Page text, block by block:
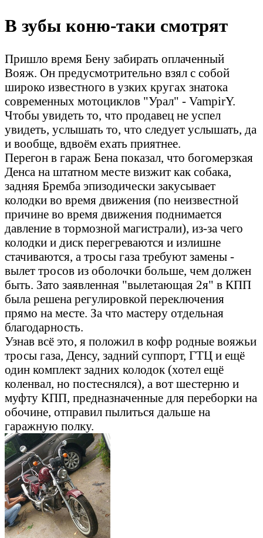
В зубы коню-таки смотрят
Пришло время Бену забирать оплаченный
Вояж. Он предусмотрительно взял с собой
широко известного в узких кругах знатока
современных мотоциклов "Урал" - VampirY.
Чтобы увидеть то, что продавец не успел
увидеть, услышать то, что следует услышать, да
и вообще, вдвоём ехать приятнее.
Перегон в гараж Бена показал, что богомерзкая
Денса на штатном месте визжит как собака,
задняя Бремба эпизодически закусывает
колодки во время движения (по неизвестной
причине во время движения поднимается
давление в тормозной магистрали), из-за чего
колодки и диск перегреваются и излишне
стачиваются, а тросы газа требуют замены -
вылет тросов из оболочки больше, чем должен
быть. Зато заявленная "вылетающая 2я" в КПП
была решена регулировкой переключения
прямо на месте. За что мастеру отдельная
благодарность.
Узнав всё это, я положил в кофр родные вояжьи
тросы газа, Денсу, задний суппорт, ГТЦ и ещё
один комплект задних колодок (хотел ещё
коленвал, но постеснялся), а вот шестерню и
муфту КПП, предназначенные для переборки на
обочине, отправил пылиться дальше на
гаражную полку.